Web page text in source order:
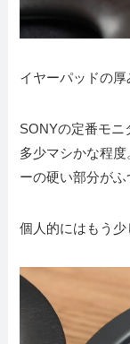
イヤーパッドの厚
SONYの定番モニ
多少マシかな程
ーの硬い部分がふ
個人的にはもう少